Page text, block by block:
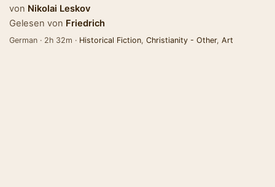
von Nikolai Leskov
Gelesen von Friedrich
German · 2h 32m · Historical Fiction, Christianity - Other, Art